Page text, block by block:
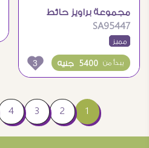
مجموعة براويز حائط
فنية بمناظر طبيعية
كلاسيكية
SA95447
مميز
5400 جنيه يبدأ من 3
1
2
3
4